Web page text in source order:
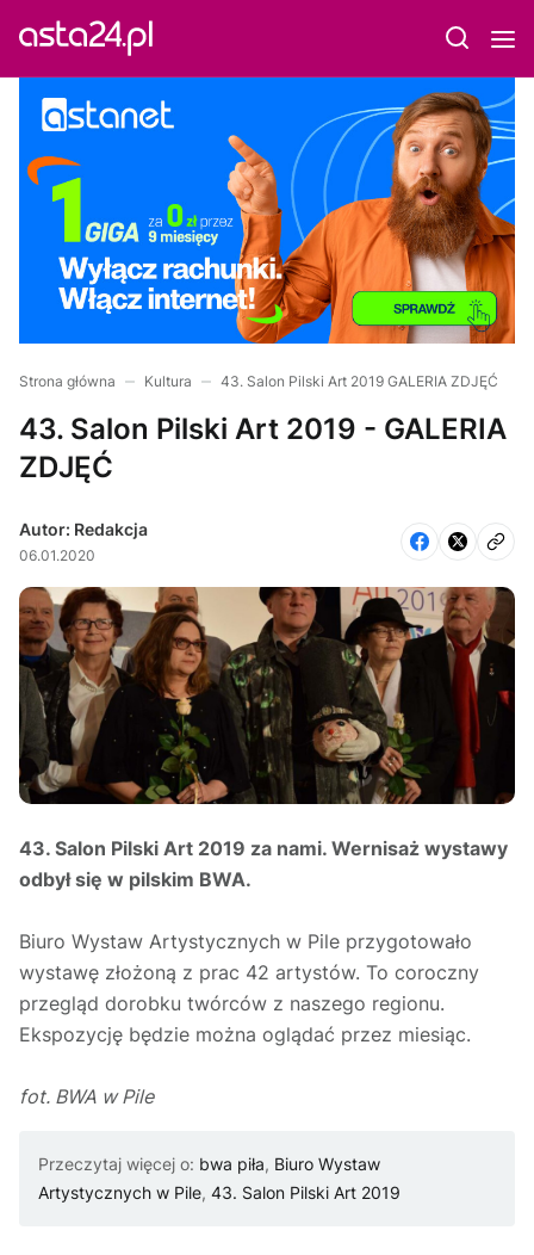
Strona główna Kultura 43. Salon Pilski Art 2019 GALERIA ZDJĘĆ
43. Salon Pilski Art 2019 - GALERIA
ZDJĘĆ
Autor: Redakcja
06.01.2020
43. Salon Pilski Art 2019 za nami. Wernisaż wystawy
odbył się w pilskim BWA.
Biuro Wystaw Artystycznych w Pile przygotowało
wystawę złożoną z prac 42 artystów. To coroczny
przegląd dorobku twórców z naszego regionu.
Ekspozycję będzie można oglądać przez miesiąc.
fot. BWA w Pile
Przeczytaj więcej o: bwa piła, Biuro Wystaw
Artystycznych w Pile, 43. Salon Pilski Art 2019